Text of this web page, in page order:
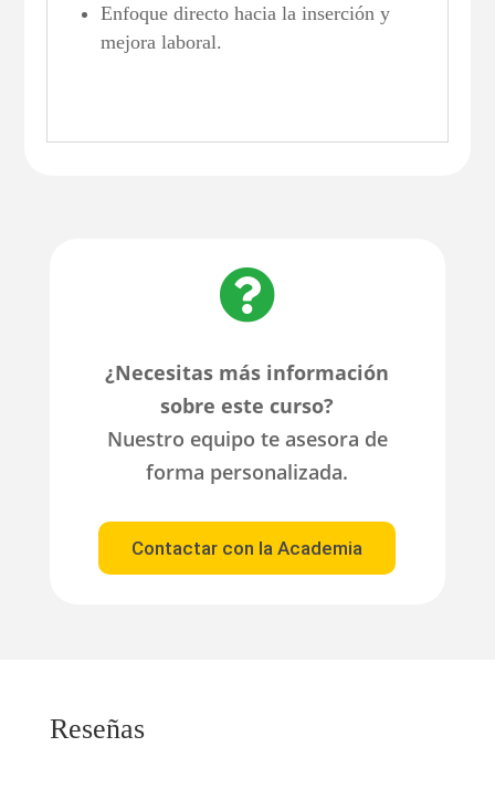
Enfoque directo hacia la inserción y
mejora laboral.

¿Necesitas más información
sobre este curso?
Nuestro equipo te asesora de
forma personalizada.
Contactar con la Academia
Reseñas